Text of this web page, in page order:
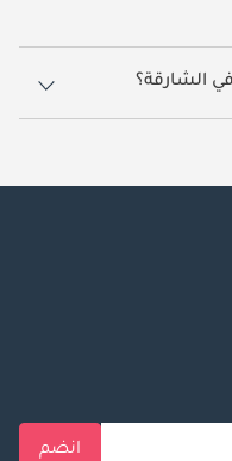
الشارقة؟
67,000.
انضم